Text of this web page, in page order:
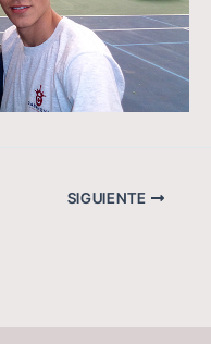
SIGUIENTE